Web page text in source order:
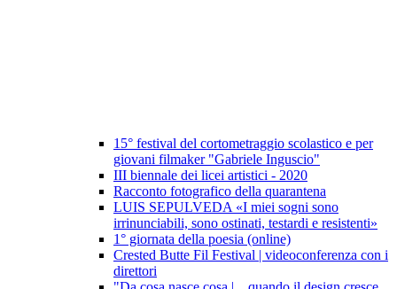
15° festival del cortometraggio scolastico e per
giovani filmaker "Gabriele Inguscio"
III biennale dei licei artistici - 2020
Racconto fotografico della quarantena
LUIS SEPULVEDA «I miei sogni sono
irrinunciabili, sono ostinati, testardi e resistenti»
1° giornata della poesia (online)
Crested Butte Fil Festival | videoconferenza con i
direttori